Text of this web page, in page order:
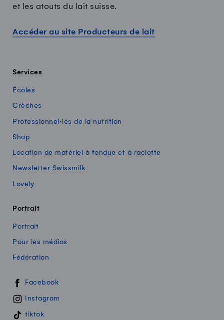
et les atouts du lait suisse.
Accéder au site Producteurs de lait
Services
Écoles
Crèches
Professionnel·les de la nutrition
Shop
Location de matériel à fondue et à raclette
Newsletter Swissmilk
Lovely
Portrait
Portrait
Pour les médias
Fédération
Swissmilk sur les réseaux sociaux
Facebook
Instagram
tiktok